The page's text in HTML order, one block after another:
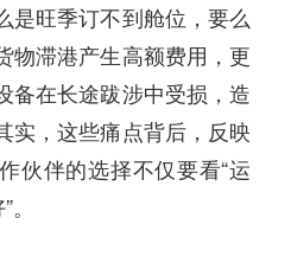
是旺季订不到舱位，要么
物滞港产生高额费用，更
备在长途跋涉中受损，造
实，这些痛点背后，反映
伙伴的选择不仅要看“运